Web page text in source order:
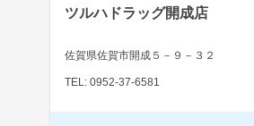
ツルハドラッグ開成店
佐賀県佐賀市開成５－９－３２
TEL: 0952-37-6581